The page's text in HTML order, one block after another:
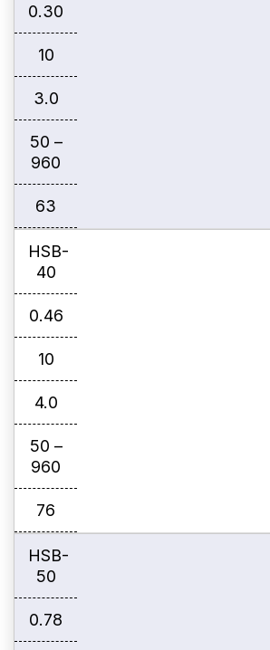
0.30
10
3.0
50 –
960
63
HSB-
40
0.46
10
4.0
50 –
960
76
HSB-
50
0.78